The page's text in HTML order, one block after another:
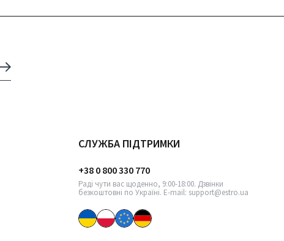
СЛУЖБА ПІДТРИМКИ
+38 0 800 330 770
Раді чути вас щоденно, 9:00-18:00. Дзвінки
безкоштовні по Україні. E-mail: support@estro.ua